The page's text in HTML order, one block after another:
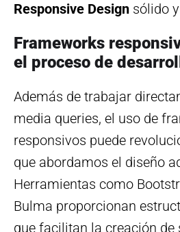
Responsive Design sólido
Frameworks
el proceso de
Además de trabajar
media queries, el uso de
responsivos puede
que abordamos el diseño
Herramientas como
Bulma proporcionan
que facilitan la creación de